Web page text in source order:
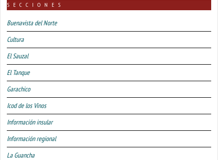
SECCIONES
Buenavista del Norte
Cultura
El Sauzal
El Tanque
Garachico
Icod de los Vinos
Información insular
Información regional
La Guancha